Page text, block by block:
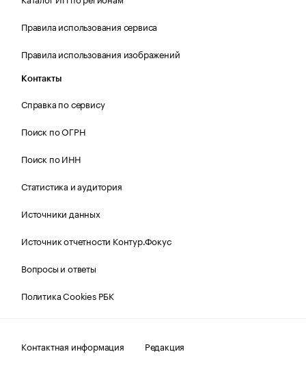
Правила использования сервиса
Правила использования изображений
Контакты
Справка по сервису
Поиск по ОГРН
Поиск по ИНН
Статистика и аудитория
Источники данных
Источник отчетности Контур.Фокус
Вопросы и ответы
Политика Cookies РБК
Контактная информация
Редакция